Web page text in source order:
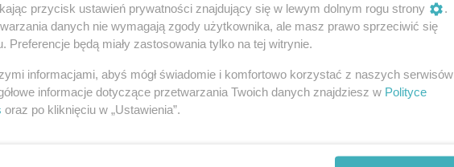
Kujawy. 15
się w
Powiat wyda 75 tys. zł.
na salę sesyjną. Co się
przycisk ustawień prywatności znajdujący się w lewym dolnym rogu strony
.
danych nie wymagają zgody użytkownika, ale masz prawo sprzeciwić się
Preferencje będą miały zastosowania tylko na tej witrynie.
informacjami, abyś mógł świadomie i komfortowo korzystać z naszych serwisów
informacje dotyczące przetwarzania Twoich danych znajdziesz w Polityce
oraz po kliknięciu w „Ustawienia”.